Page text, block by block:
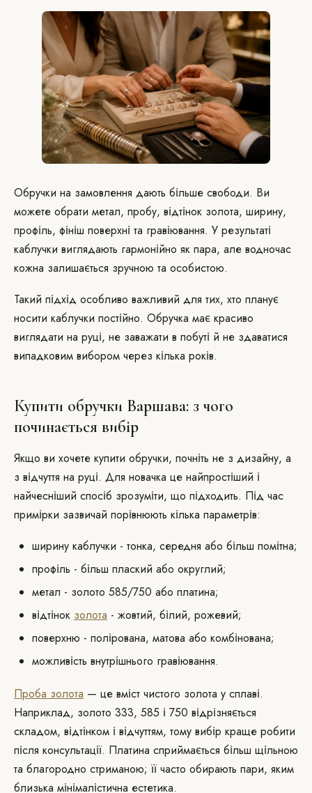
Обручки на замовлення дають більше свободи. Ви
можете обрати метал, пробу, відтінок золота, ширину,
профіль, фініш поверхні та гравіювання. У результаті
каблучки виглядають гармонійно як пара, але водночас
кожна залишається зручною та особистою.
Такий підхід особливо важливий для тих, хто планує
носити каблучки постійно. Обручка має красиво
виглядати на руці, не заважати в побуті й не здаватися
випадковим вибором через кілька років.
Купити обручки Варшава: з чого
починається вибір
Якщо ви хочете купити обручки, почніть не з дизайну, а
з відчуття на руці. Для новачка це найпростіший і
найчесніший спосіб зрозуміти, що підходить. Під час
примірки зазвичай порівнюють кілька параметрів:
ширину каблучки - тонка, середня або більш помітна;
профіль - більш плаский або округлий;
метал - золото 585/750 або платина;
відтінок золота - жовтий, білий, рожевий;
поверхню - полірована, матова або комбінована;
можливість внутрішнього гравіювання.
Проба золота — це вміст чистого золота у сплаві.
Наприклад, золото 333, 585 і 750 відрізняється
складом, відтінком і відчуттям, тому вибір краще робити
після консультації. Платина сприймається більш щільною
та благородно стриманою; її часто обирають пари, яким
близька мінімалістична естетика.